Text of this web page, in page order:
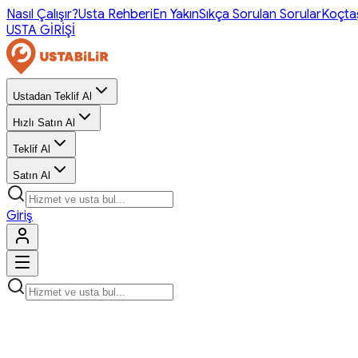
Nasıl Çalışır?Usta RehberiEn YakınSıkça Sorulan Sorular
USTA GİRİŞİ
Ustadan Teklif Al
Hızlı Satın Al
Teklif Al
Satın Al
Giriş